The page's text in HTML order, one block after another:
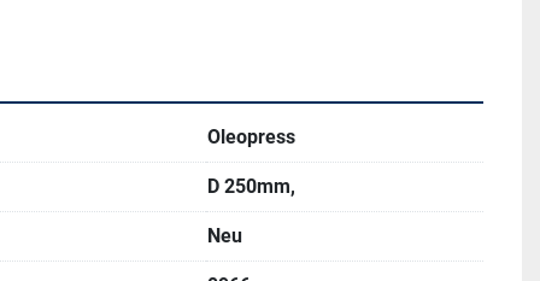
Oleopress
D 250mm,
Neu